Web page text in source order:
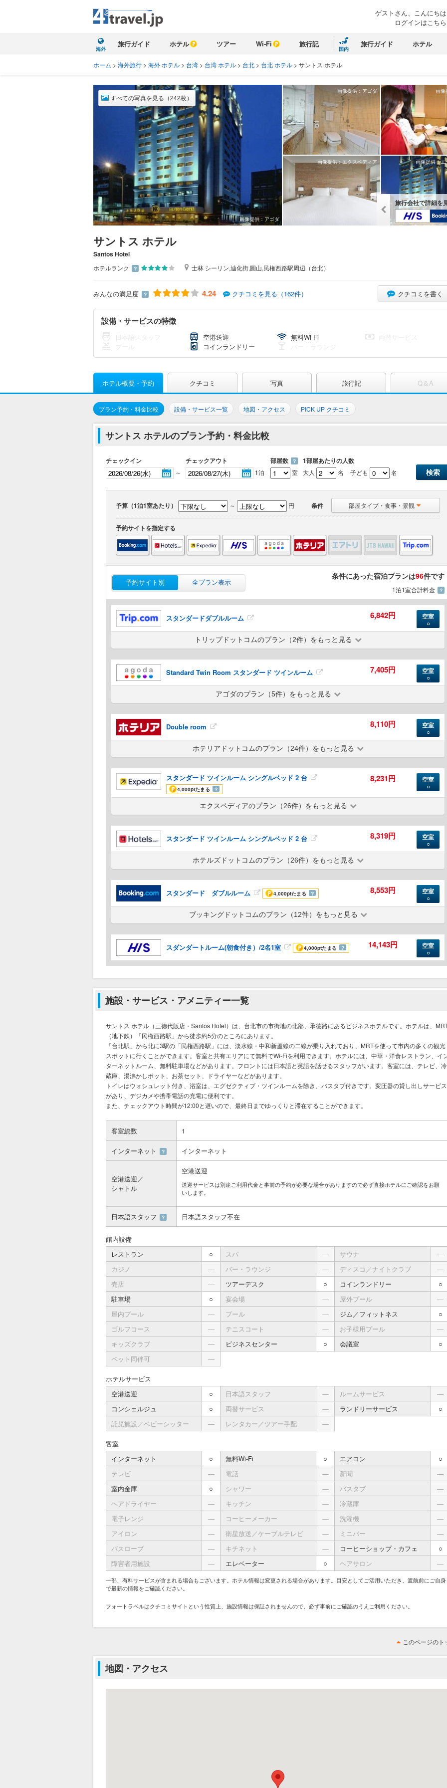
ゲストさん、こんにちは
ログインはこちら
海外
旅行ガイド ホテル ツアー Wi-Fi 旅行記
国内
旅行ガイド ホテル
ホーム > 海外旅行 > 海外 ホテル > 台湾 > 台湾 ホテル > 台北 > 台北 ホテル > サントス ホテル
画像提供：アゴダ
すべての写真を見る（242枚）
画像提供：アゴダ 画像
画像提供：エクスペディア 画像提供：
旅行会社で詳細を
サントス ホテル
Santos Hotel
ホテルランク ？ 士林 シーリン,迪化街,圓山,民権西路駅周辺（台北）
みんなの満足度 ？ 4.24 クチコミを見る（162件） クチコミを書く
設備・サービスの特徴
空港送迎 無料Wi-Fi
コインランドリー
ホテル概要・予約 クチコミ 写真 旅行記 Q＆A
プラン予約・料金比較 設備・サービス一覧 地図・アクセス PICK UP クチコミ
サントス ホテルのプラン予約・料金比較
チェックイン
～
チェックアウト
1泊
部屋数 ？
室
1部屋あたりの人数
大人 名 子ども 名
予算（1泊1室あたり） ～ 円 条件 部屋タイプ・食事・景観
予約サイトを指定する
予約サイト別 全プラン表示
条件にあった宿泊プランは96件です
1泊1室合計料金 ？
スタンダードダブルルーム 6,842円 空室
○
トリップドットコムのプラン（2件）をもっと見る
Standard Twin Room スタンダード ツインルーム 7,405円 空室
○
アゴダのプラン（5件）をもっと見る
Double room 8,110円 空室
○
ホテリアドットコムのプラン（24件）をもっと見る
スタンダード ツインルーム シングルベッド 2 台
4,000ptたまる ？
8,231円 空室
○
エクスペディアのプラン（26件）をもっと見る
スタンダード ツインルーム シングルベッド 2 台 8,319円 空室
○
ホテルズドットコムのプラン（26件）をもっと見る
スタンダード ダブルルーム 4,000ptたまる ？ 8,553円 空室
○
ブッキングドットコムのプラン（12件）をもっと見る
スダンダートルーム(朝食付き）/2名1室 4,000ptたまる ？ 14,143円 空室
○
施設・サービス・アメニティー一覧
サントス ホテル（三徳代販店・Santos Hotel）は、台北市の市街地の北部、承徳路にあるビジネスホテルです。ホテルは、
（地下鉄）「民権西路駅」から徒歩約5分のところにあります。
「台北駅」から北に3駅の「民権西路駅」には、淡水線・中和新蘆線の二線が乗り入れており、MRTを使って市内の多くの観光
スポットに行くことができます。客室と共有エリアにて無料でWi-Fiを利用できます。ホテルには、中華・洋食レストラン、イ
ターネットルーム、無料駐車場などがあります。フロントには日本語と英語を話せるスタッフがいます。客室には、テレビ、冷
蔵庫、湯沸かしポット、お茶セット、ドライヤーなどがあります。
トイレはウォシュレット付き、浴室は、エグゼクティブ・ツインルームを除き、バスタブ付きです。変圧器の貸し出しサービス
があり、デジカメや携帯電話の充電に便利です。
また、チェックアウト時間が12:00と遅いので、最終日までゆっくりと滞在することができます。
客室総数 1
インターネット ？ インターネット
空港送迎／
シャトル
空港送迎
送迎サービスは別途ご利用代金と事前の予約が必要な場合がありますので必ず直接ホテルにご確認をお願
いします。
日本語スタッフ ？ 日本語スタッフ不在
館内設備
レストラン
○ スパ ― サウナ
―
カジノ
― バー・ラウンジ ― ディスコ／ナイトクラブ
―
売店
― ツアーデスク ○ コインランドリー
○
駐車場
○ 宴会場 ― 屋外プール
―
屋内プール
― プール ― ジム／フィットネス
○
ゴルフコース
― テニスコート ― お子様用プール
―
キッズクラブ
― ビジネスセンター ○ 会議室
○
ペット同伴可
―
ホテルサービス
空港送迎
○ 日本語スタッフ ― ルームサービス
―
コンシェルジュ
○ 両替サービス ― ランドリーサービス
○
託児施設／ベビーシッター
― レンタカー／ツアー手配 ―
客室
インターネット
○ 無料Wi-Fi ○ エアコン
○
テレビ
― 電話 ― 新聞
―
室内金庫
○ シャワー ― バスタブ
―
ヘアドライヤー
― キッチン ― 冷蔵庫
―
電子レンジ
― コーヒーメーカー ― 洗濯機
―
アイロン
― 衛星放送／ケーブルテレビ ― ミニバー
―
バスローブ
― キチネット ― コーヒーショップ・カフェ
○
障害者用施設
― エレベーター ○ ヘアサロン ―
一部、有料サービスが含まれる場合もございます。ホテル情報は変更される場合があります。目安としてご活用いただき、渡航前にご自身
で最新の情報をご確認ください。
フォートラベルはクチコミサイトという性質上、施設情報は保証されませんので、必ず事前にご確認のうえご利用ください。
このページのト
地図・アクセス